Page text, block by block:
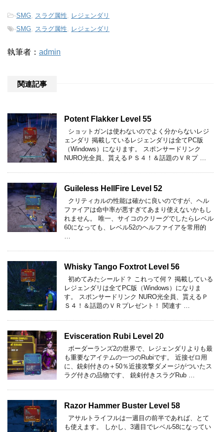
-SMG スラグ属性
レジェンダリ
-SMG スラグ属性 レジェンダリ
執筆者： admin
関連記事
Potent Flakker Level 55
ショットガンは使わないのでよく分からないレジ
ェンダリ 掲載しているレジェンダリは全てPC版
（Windows）になります。 スポンサードリンク
NURO光全員、貰えるＰＳ４！＆話題のＶＲプ …
Guileless HellFire Level 52
クリティカルの性能は確かに良いのですが、ヘル
ファイアは命中率が悪すぎてあまり使えないかもし
れません。 唯一、サイコのクリーグでしたらレベル
60になっても、レベル52のヘルファイアを常用的
Whisky Tango Foxtrot Level 56
初めてみたシールド？ これって何？ 掲載している
レジェンダリは全てPC版（Windows）になりま
す。 スポンサードリンク NURO光全員、貰えるＰ
Ｓ４！＆話題のＶＲプレゼント！ 関連す …
Evisceration Rubi Level 20
ボーダーランズ2の世界で、レジェンダリよりも最
も重要なアイテムの一つのRubiです。 近接ゼロ用
に、銃剣付きの＋50％近接攻撃ダメージがついたス
ラグ付きの品物です、 銃剣付きスラグRub …
Razor Hammer Buster Level 58
アサルトライフルは一週目の前半であれば、とて
も使えます。 しかし、3週目でレベル58になってい